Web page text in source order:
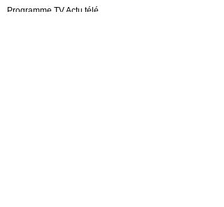
Programme TV Actu télé